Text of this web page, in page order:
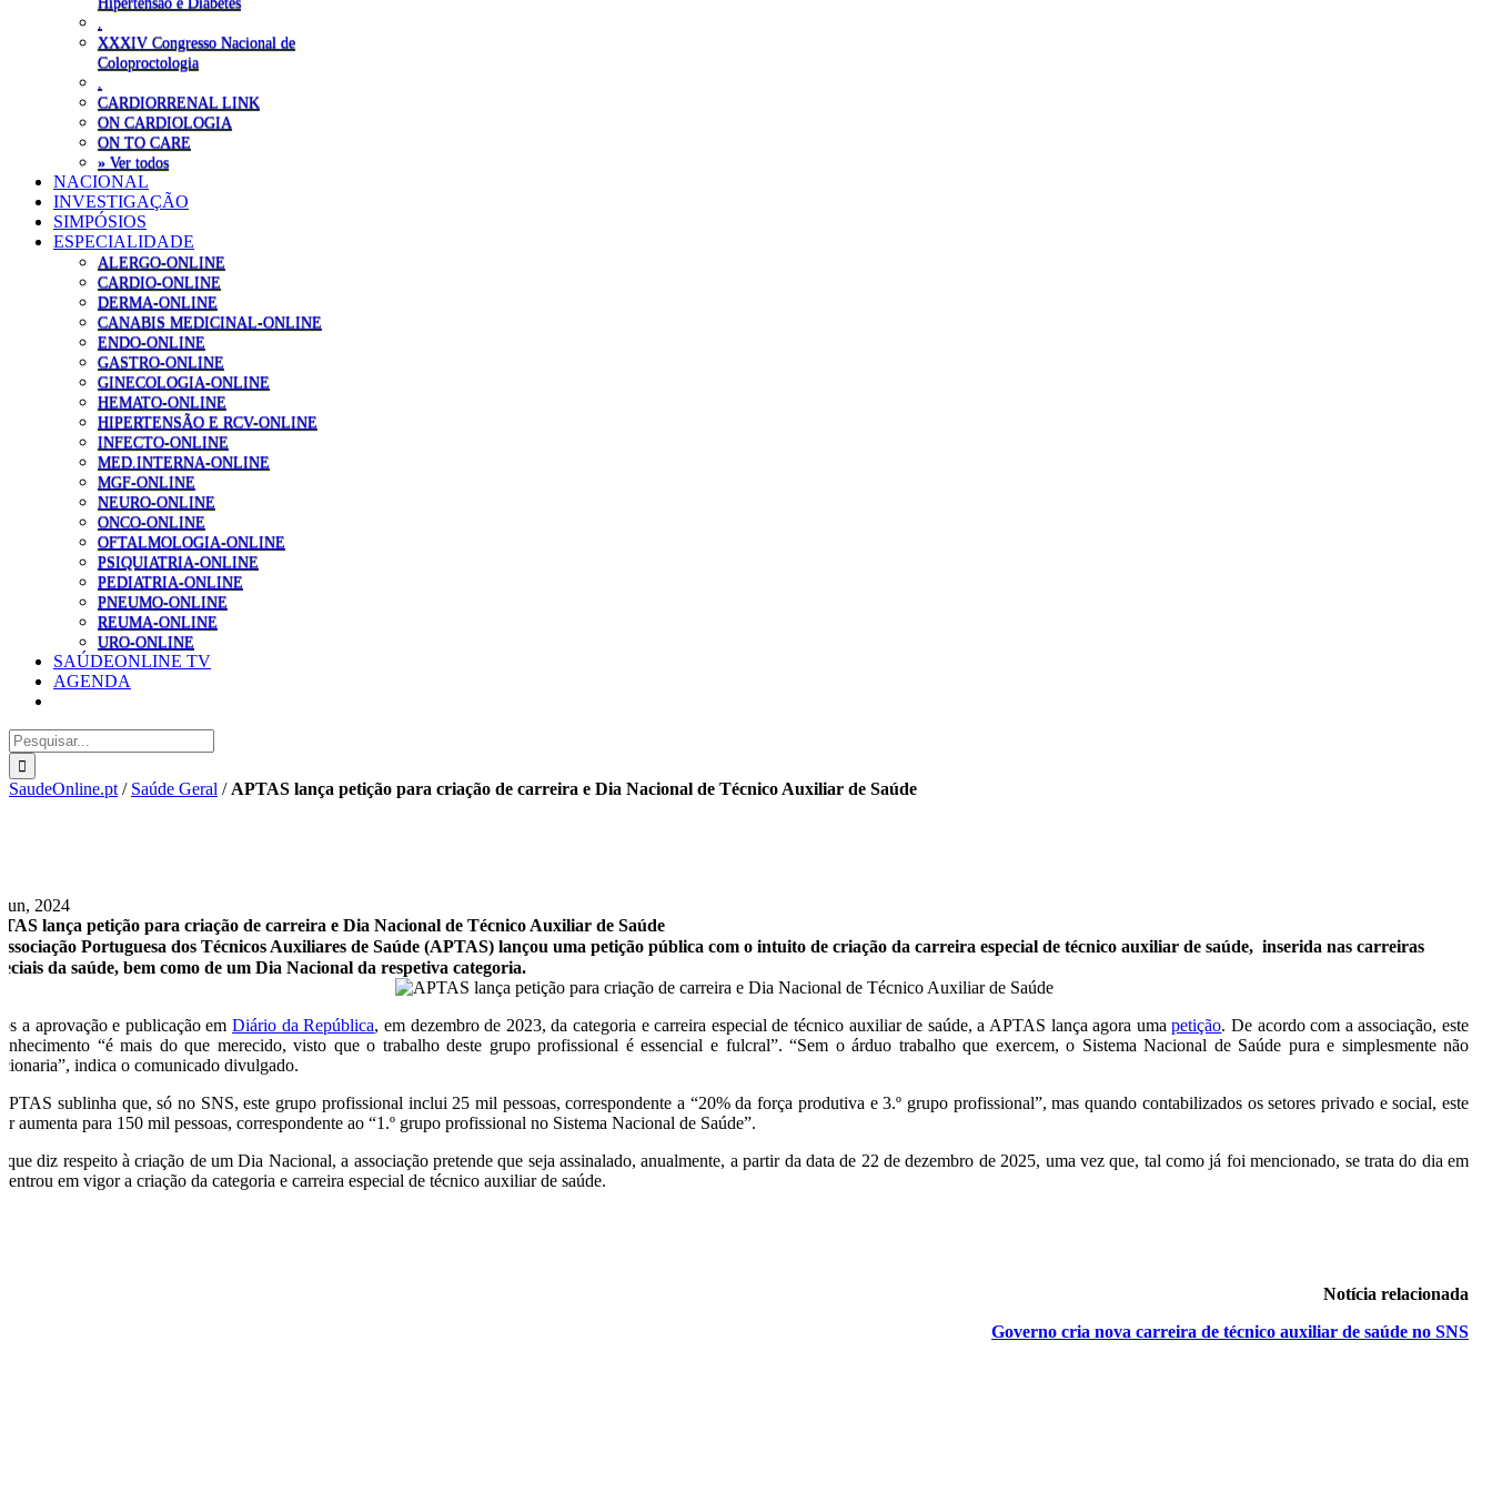
XXXIV Congresso Nacional de
Coloproctologia
CARDIORRENAL LINK
ON CARDIOLOGIA
ON TO CARE
» Ver todos
NACIONAL
INVESTIGAÇÃO
SIMPÓSIOS
ESPECIALIDADE
ALERGO-ONLINE
CARDIO-ONLINE
DERMA-ONLINE
CANABIS MEDICINAL-ONLINE
ENDO-ONLINE
GASTRO-ONLINE
GINECOLOGIA-ONLINE
HEMATO-ONLINE
HIPERTENSÃO E RCV-ONLINE
INFECTO-ONLINE
MED.INTERNA-ONLINE
MGF-ONLINE
NEURO-ONLINE
ONCO-ONLINE
OFTALMOLOGIA-ONLINE
PSIQUIATRIA-ONLINE
PEDIATRIA-ONLINE
PNEUMO-ONLINE
REUMA-ONLINE
URO-ONLINE
SAÚDEONLINE TV
AGENDA
Pesquisar
SaudeOnline.pt / Saúde Geral / APTAS lança petição para criação de carreira e Dia Nacional de Técnico Auxiliar de Saúde
2024
lança petição para criação de carreira e Dia Nacional de Técnico Auxiliar de Saúde
Portuguesa dos Técnicos Auxiliares de Saúde (APTAS) lançou uma petição pública com o intuito de criação da carreira especial de técnico auxiliar de saúde, inserida nas carreiras
da saúde, bem como de um Dia Nacional da respetiva categoria.
a aprovação e publicação emDiário da República, em dezembro de 2023, da categoria e carreira especial de técnico auxiliar de saúde, a APTAS lança agora umapetição. De acordo com a associação, este
“é mais do que merecido, visto que o trabalho deste grupo profissional é essencial e fulcral”. “Sem o árduo trabalho que exercem, o Sistema Nacional de Saúde pura e simplesmente não
indica o comunicado divulgado.
sublinha que, só no SNS, este grupo profissional inclui 25 mil pessoas, correspondente a “20% da força produtiva e 3.º grupo profissional”, mas quando contabilizados os setores privado e social, este
aumenta para 150 mil pessoas, correspondente ao “1.º grupo profissional no Sistema Nacional de Saúde”.
que diz respeito à criação de um Dia Nacional, a associação pretende que seja assinalado, anualmente, a partir da data de 22 de dezembro de 2025, uma vez que, tal como já foi mencionado, se trata do dia em
entrou em vigor a criação da categoria e carreira especial de técnico auxiliar de saúde.
Notícia relacionada
Governo cria nova carreira de técnico auxiliar de saúde no SNS